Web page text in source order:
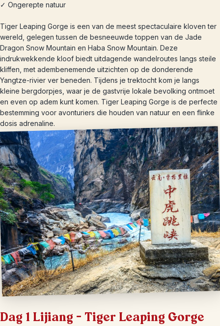
✓ Ongerepte natuur
Tiger Leaping Gorge is een van de meest spectaculaire kloven ter
wereld, gelegen tussen de besneeuwde toppen van de Jade
Dragon Snow Mountain en Haba Snow Mountain. Deze
indrukwekkende kloof biedt uitdagende wandelroutes langs steile
kliffen, met adembenemende uitzichten op de donderende
Yangtze-rivier ver beneden. Tijdens je trektocht kom je langs
kleine bergdorpjes, waar je de gastvrije lokale bevolking ontmoet
en even op adem kunt komen. Tiger Leaping Gorge is de perfecte
bestemming voor avonturiers die houden van natuur en een flinke
dosis adrenaline.
Dag 1 Lijiang – Tiger Leaping Gorge